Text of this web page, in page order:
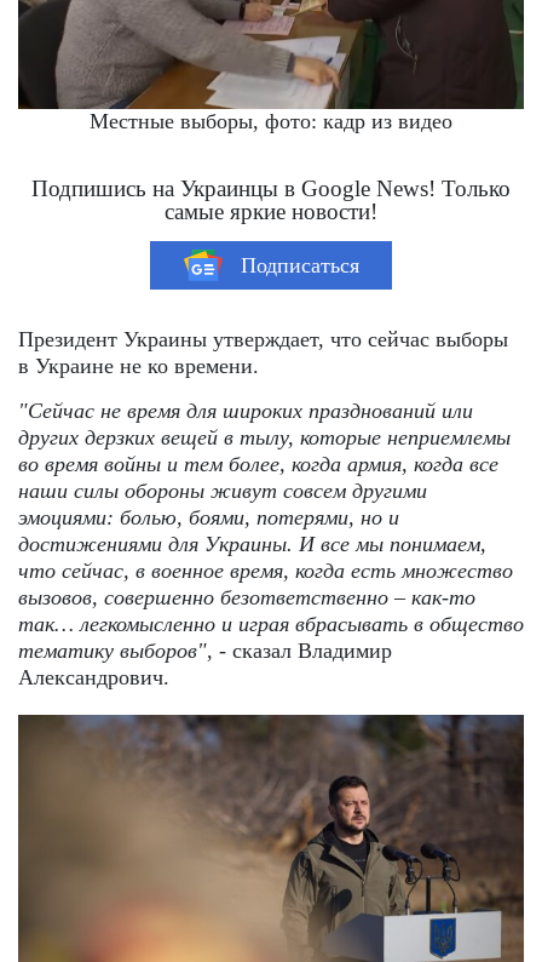
Местные выборы, фото: кадр из видео
Подпишись на Украинцы в Google News! Только
самые яркие новости!
Подписаться
Президент Украины утверждает, что сейчас выборы
в Украине не ко времени.
"Сейчас не время для широких празднований или
других дерзких вещей в тылу, которые неприемлемы
во время войны и тем более, когда армия, когда все
наши силы обороны живут совсем другими
эмоциями: болью, боями, потерями, но и
достижениями для Украины. И все мы понимаем,
что сейчас, в военное время, когда есть множество
вызовов, совершенно безответственно – как-то
так… легкомысленно и играя вбрасывать в общество
тематику выборов", - сказал Владимир
Александрович.